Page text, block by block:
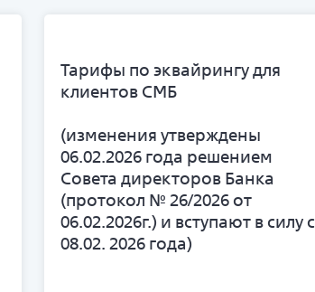
Тарифы по эквайрингу для
клиентов СМБ
(изменения утверждены
06.02.2026 года решением
Совета директоров Банка
(протокол № 26/2026 от
06.02.2026г.) и вступают в силу с
08.02. 2026 года)